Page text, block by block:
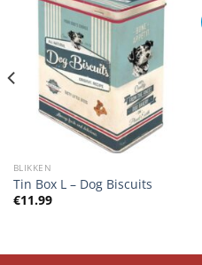
BLIKKEN
Tin Box L – Dog Biscuits
€11.99